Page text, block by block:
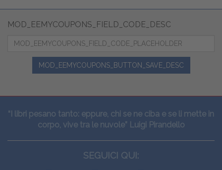
MOD_EEMYCOUPONS_FIELD_CODE_DESC
MOD_EEMYCOUPONS_BUTTON_SAVE_DESC
“I libri pesano tanto: eppure, chi se ne ciba e se li mette in
corpo, vive tra le nuvole” Luigi Pirandello
SEGUICI QUI: